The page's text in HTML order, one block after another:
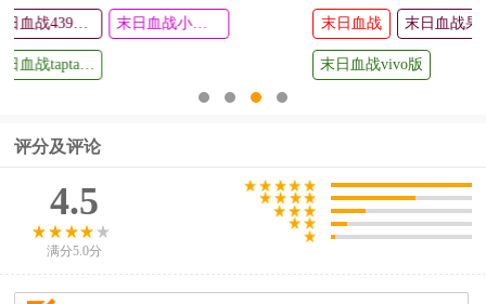
房间小游
戏
查看
查看
末日血战 末日血战破解版无限钻石2024 末日血战正版
末日血战vivo版
评分及评论
4.5
满分5.0分